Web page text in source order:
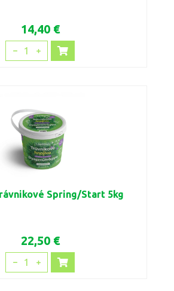
14,40 €
1
Spring/Start 5kg
22,50 €
1